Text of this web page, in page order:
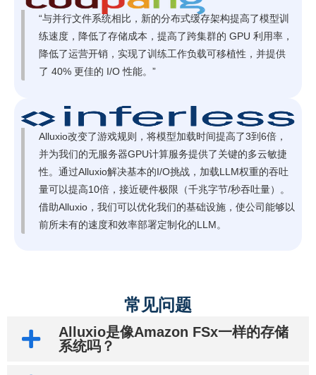
“与并行文件系统相比，新的分布式缓存架构提高了模型训
练速度，降低了存储成本，提高了跨集群的 GPU 利用率，
降低了运营开销，实现了训练工作负载可移植性，并提供
了 40% 更佳的 I/O 性能。”
Alluxio改变了游戏规则，将模型加载时间提高了3到6倍，
并为我们的无服务器GPU计算服务提供了关键的多云敏捷
性。通过Alluxio解决基本的I/O挑战，加载LLM权重的吞吐
量可以提高10倍，接近硬件极限（千兆字节/秒吞吐量）。
借助Alluxio，我们可以优化我们的基础设施，使公司能够以
前所未有的速度和效率部署定制化的LLM。
常见问题
Alluxio是像Amazon FSx一样的存储
系统吗？